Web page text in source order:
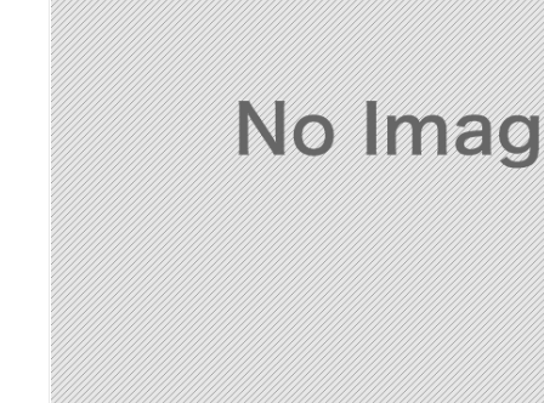
宅
買
い
時
を
左
右
す
る
要
因
は